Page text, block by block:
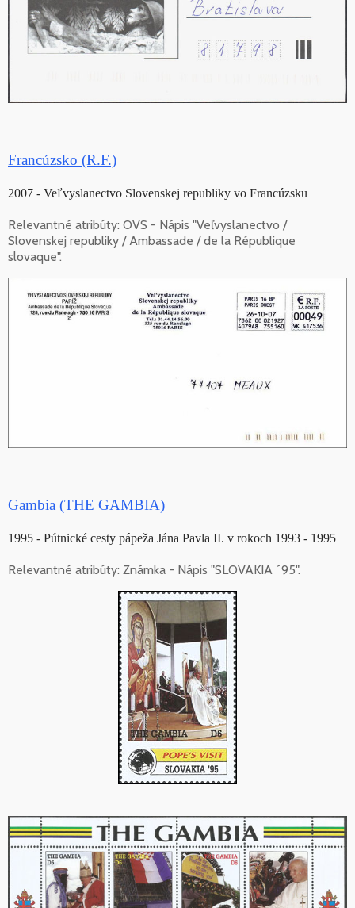
Francúzsko (R.F.)
2007 - Veľvyslanectvo Slovenskej republiky vo Francúzsku
Relevantné atribúty: OVS - Nápis "Veľvyslanectvo /
Slovenskej republiky / Ambassade / de la République
slovaque".
Gambia (THE GAMBIA)
1995 - Pútnické cesty pápeža Jána Pavla II. v rokoch 1993 - 1995
Relevantné atribúty: Známka - Nápis "SLOVAKIA ´95".